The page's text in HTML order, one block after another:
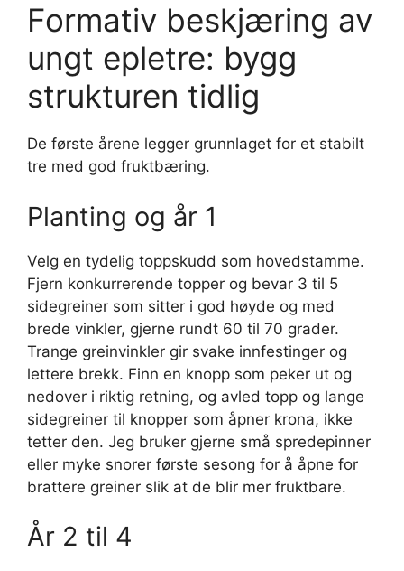
Formativ beskjæring av
ungt epletre: bygg
strukturen tidlig
De første årene legger grunnlaget for et stabilt
tre med god fruktbæring.
Planting og år 1
Velg en tydelig toppskudd som hovedstamme.
Fjern konkurrerende topper og bevar 3 til 5
sidegreiner som sitter i god høyde og med
brede vinkler, gjerne rundt 60 til 70 grader.
Trange greinvinkler gir svake innfestinger og
lettere brekk. Finn en knopp som peker ut og
nedover i riktig retning, og avled topp og lange
sidegreiner til knopper som åpner krona, ikke
tetter den. Jeg bruker gjerne små spredepinner
eller myke snorer første sesong for å åpne for
brattere greiner slik at de blir mer fruktbare.
År 2 til 4